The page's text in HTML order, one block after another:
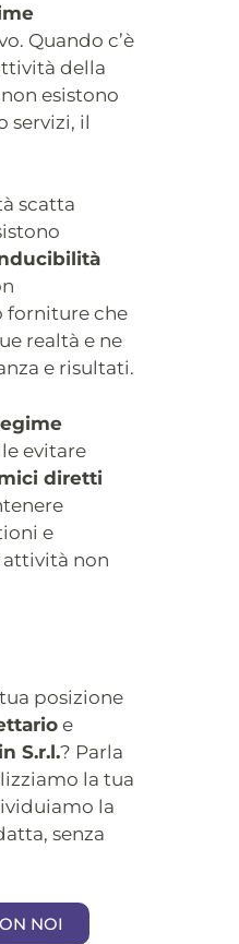
Quando c’è
della
esistono
servizi, il
scatta
forniture che
realtà e ne
e risultati.
evitare
diretti
e
attività non
posizione
e
S.r.l.? Parla
la tua
la
senza
NOI